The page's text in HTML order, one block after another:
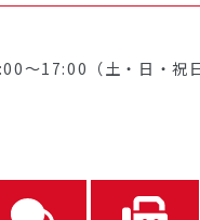
～17:00（土・日・祝